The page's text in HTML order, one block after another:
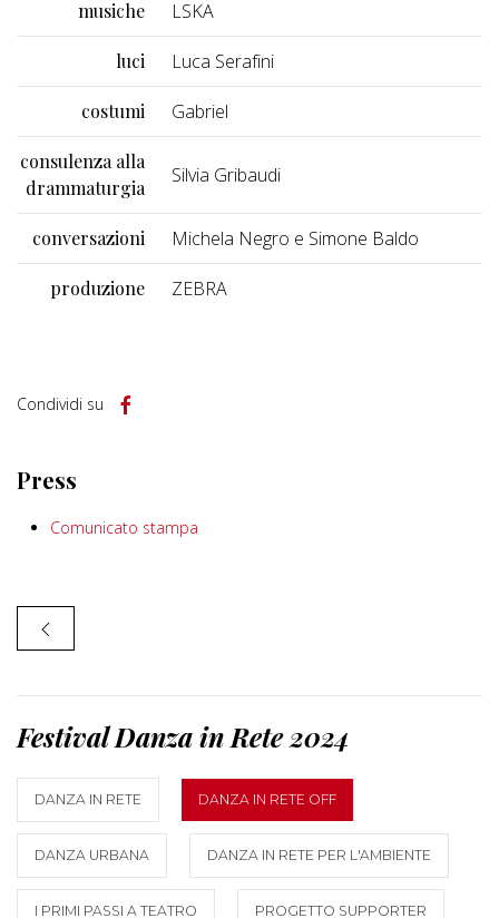
musiche LSKA
luci Luca Serafini
costumi Gabriel
consulenza alla
drammaturgia
Silvia Gribaudi
conversazioni Michela Negro e Simone Baldo
produzione ZEBRA
Condividi su
Press
Comunicato stampa
Festival Danza in Rete 2024
DANZA IN RETE DANZA IN RETE OFF
DANZA URBANA DANZA IN RETE PER L'AMBIENTE
I PRIMI PASSI A TEATRO PROGETTO SUPPORTER